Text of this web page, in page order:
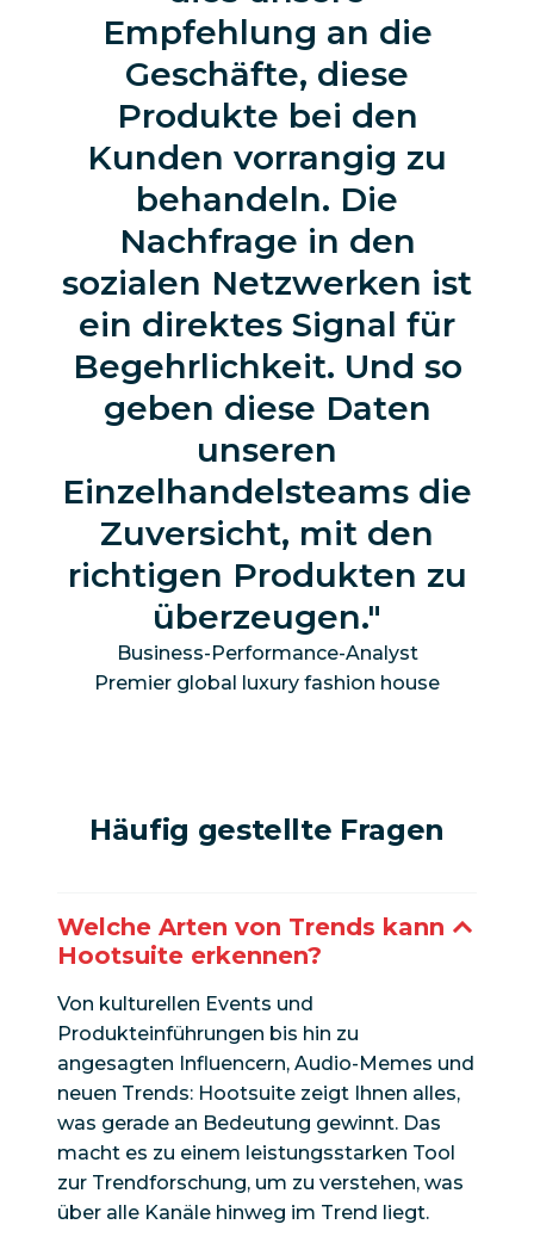
Empfehlung an die
Geschäfte, diese
Produkte bei den
Kunden vorrangig zu
behandeln. Die
Nachfrage in den
sozialen Netzwerken ist
ein direktes Signal für
Begehrlichkeit. Und so
geben diese Daten
unseren
Einzelhandelsteams die
Zuversicht, mit den
richtigen Produkten zu
überzeugen.
Business-Performance-Analyst
Premier global luxury fashion house
Häufig gestellte Fragen
Welche Arten von Trends kann
Hootsuite erkennen?
Von kulturellen Events und
Produkteinführungen bis hin zu
angesagten Influencern, Audio-Memes und
neuen Trends: Hootsuite zeigt Ihnen alles,
was gerade an Bedeutung gewinnt. Das
macht es zu einem leistungsstarken Tool
zur Trendforschung, um zu verstehen, was
über alle Kanäle hinweg im Trend liegt.